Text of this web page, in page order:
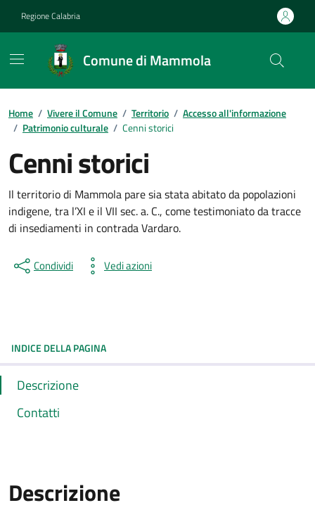
Regione Calabria
Comune di Mammola
Home / Vivere il Comune / Territorio / Accesso all'informazione
/ Patrimonio culturale / Cenni storici
Cenni storici
Il territorio di Mammola pare sia stata abitato da popolazioni
indigene, tra l’XI e il VII sec. a. C., come testimoniato da tracce
di insediamenti in contrada Vardaro.
Condividi Vedi azioni
INDICE DELLA PAGINA
Descrizione
Contatti
Descrizione